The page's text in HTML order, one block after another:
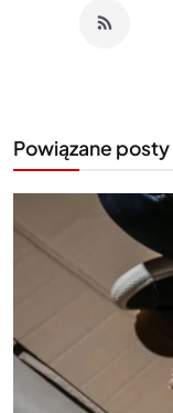
Powiązane posty